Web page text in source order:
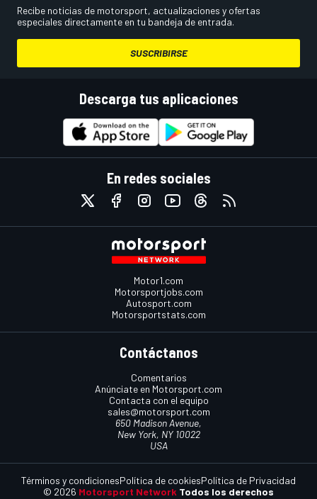
Recibe noticias de motorsport, actualizaciones y ofertas
especiales directamente en tu bandeja de entrada.
SUSCRIBIRSE
Descarga tus aplicaciones
En redes sociales
Motor1.com
Motorsportjobs.com
Autosport.com
Motorsportstats.com
Contáctanos
Comentarios
Anúnciate en Motorsport.com
Contacta con el equipo
sales@motorsport.com
650 Madison Avenue,
New York, NY 10022
USA
© 2026 Motorsport Network Todos los derechos
Términos y condicionesPolítica de cookiesPolítica de Privacidad